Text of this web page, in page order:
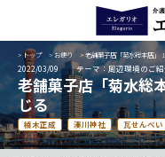
>トップ >お便り > 老舗菓子店「菊水総本店」
2022/03/09 テーマ：周辺環境のご紹
老舗菓子店「菊水総
じる
楠木正成 湊川神社 瓦せんべい